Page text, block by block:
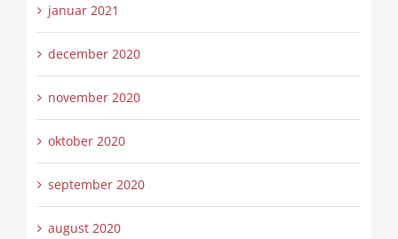
januar 2021
december 2020
november 2020
oktober 2020
september 2020
august 2020